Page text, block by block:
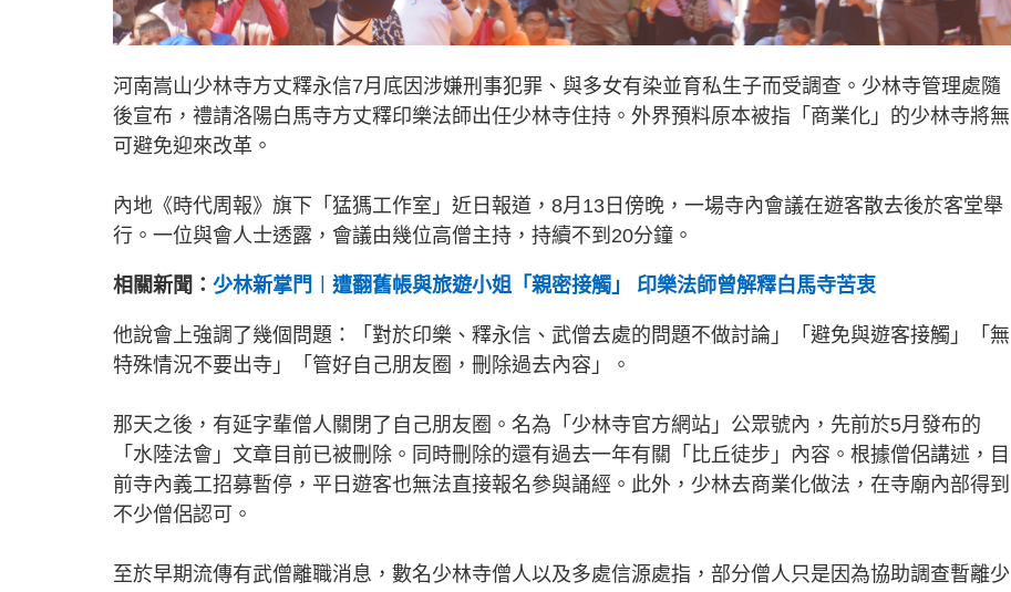
河南嵩山少林寺方丈釋永信7月底因涉嫌刑事犯罪、與多女有染並育私生子而受調查。少林寺管理處隨
後宣布，禮請洛陽白馬寺方丈釋印樂法師出任少林寺住持。外界預料原本被指「商業化」的少林寺將無
可避免迎來改革。
內地《時代周報》旗下「猛獁工作室」近日報道，8月13日傍晚，一場寺內會議在遊客散去後於客堂舉
行。一位與會人士透露，會議由幾位高僧主持，持續不到20分鐘。
相關新聞： 少林新掌門︱遭翻舊帳與旅遊小姐「親密接觸」 印樂法師曾解釋白馬寺苦衷
他說會上強調了幾個問題：「對於印樂、釋永信、武僧去處的問題不做討論」「避免與遊客接觸」「無
特殊情況不要出寺」「管好自己朋友圈，刪除過去內容」。
那天之後，有延字輩僧人關閉了自己朋友圈。名為「少林寺官方網站」公眾號內，先前於5月發布的
「水陸法會」文章目前已被刪除。同時刪除的還有過去一年有關「比丘徒步」內容。根據僧侶講述，目
前寺內義工招募暫停，平日遊客也無法直接報名參與誦經。此外，少林去商業化做法，在寺廟內部得到
不少僧侶認可。
至於早期流傳有武僧離職消息，數名少林寺僧人以及多處信源處指，部分僧人只是因為協助調查暫離少